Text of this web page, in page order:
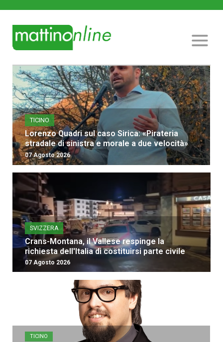
TICINO
Lorenzo Quadri sul caso Sirica: «Pirateria
stradale di sinistra e morale a due velocità»
07 Agosto 2026
SVIZZERA
Crans-Montana, il Vallese respinge la
richiesta dell'Italia di costituirsi parte civile
07 Agosto 2026
TICINO